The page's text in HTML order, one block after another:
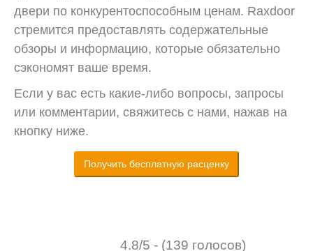
двери по конкурентоспособным ценам. Raxdoor
стремится предоставлять содержательные
обзоры и информацию, которые обязательно
сэкономят ваше время.
Если у вас есть какие-либо вопросы, запросы
или комментарии, свяжитесь с нами, нажав на
кнопку ниже.
Получить бесплатную расценку
4.8/5 - (139 голосов)